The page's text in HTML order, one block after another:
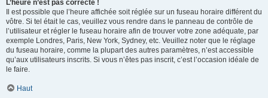
L’heure n’est pas correcte !
Il est possible que l’heure affichée soit réglée sur un fuseau horaire différent du
vôtre. Si tel était le cas, veuillez vous rendre dans le panneau de contrôle de
l’utilisateur et régler le fuseau horaire afin de trouver votre zone adéquate, par
exemple Londres, Paris, New York, Sydney, etc. Veuillez noter que le réglage
du fuseau horaire, comme la plupart des autres paramètres, n’est accessible
qu’aux utilisateurs inscrits. Si vous n’êtes pas inscrit, c’est l’occasion idéale de
le faire.
Haut